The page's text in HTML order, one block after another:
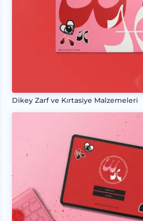
Dikey Zarf ve Kırtasiye Malzemeleri